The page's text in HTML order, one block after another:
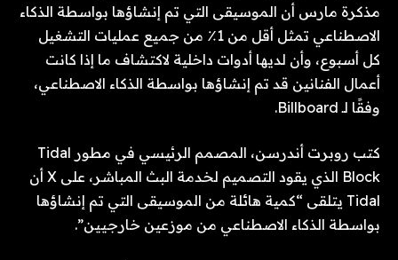
مذكرة مارس أن الموسيقى التي تم إنشاؤها بواسطة الذكاء
الاصطناعي تمثل أقل من 1٪ من جميع عمليات التشغيل
كل أسبوع، وأن لديها أدوات داخلية لاكتشاف ما إذا كانت
أعمال الفنانين قد تم إنشاؤها بواسطة الذكاء الاصطناعي،
وفقًا لـ Billboard.
كتب روبرت أندرسن، المصمم الرئيسي في مطور Tidal
Block الذي يقود التصميم لخدمة البث المباشر، على X أن
Tidal يتلقى “كمية هائلة من الموسيقى التي تم إنشاؤها
بواسطة الذكاء الاصطناعي من موزعين خارجيين”.